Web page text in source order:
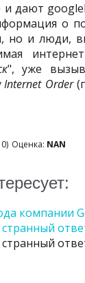
и дают
о
но и люди,
", уже
Internet Order
0) Оценка: NAN
компании